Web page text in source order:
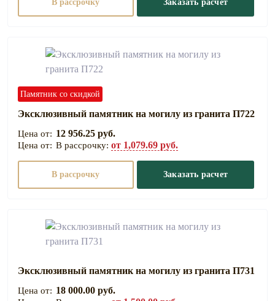
В рассрочку Заказать расчет
Памятник со скидкой
Эксклюзивный памятник на могилу из гранита П722
12 956.25 руб.
В рассрочку: от 1,079.69 руб.
В рассрочку Заказать расчет
Эксклюзивный памятник на могилу из гранита П731
18 000.00 руб.